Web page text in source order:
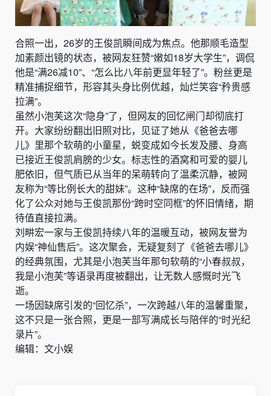
合照一出，26岁的王俊凯瞬间成为焦点。他那顺毛造型
加素颜出镜的状态，被网友狂赞“嫩如18岁大学生”，调侃
他是“满26减10”、“怎么比八年前更显年轻了”。粉丝更是
精准捕捉细节，形容其头身比例优越，灿烂笑容“矜贵感
拉满”。
虽然小泡芙这次“隐身”了，但网友的回忆闸门却彻底打
开。大家纷纷翻出旧照对比，见证了她从《爸爸去哪
儿》里那个软萌的小童星，蜕变成如今长发及腰、身高
已接近王俊凯肩膀的少女。标志性的酒窝和可爱的婴儿
肥依旧，但气质已从当年的呆萌转向了温柔沉静，被网
友称为“等比例长大的甜妹”。这种“缺席的在场”，反而强
化了公众对她与王俊凯那份“跨时空同框”的怀旧情绪，期
待值直接拉满。
刘畊宏一家与王俊凯持续八年的温暖互动，被网友誉为
内娱“神仙售后”。这次聚会，无疑复刻了《爸爸去哪儿》
的经典氛围，尤其是小泡芙当年那句软萌的“小春叔叔，
我是小泡芙”等语录再度被翻出，让无数人感慨时光飞
逝。
一场因缺席引发的“回忆杀”，一次跨越八年的温馨重聚，
这不只是一张合照，更是一部写满成长与陪伴的“时光纪
录片”。
编辑：文小娱